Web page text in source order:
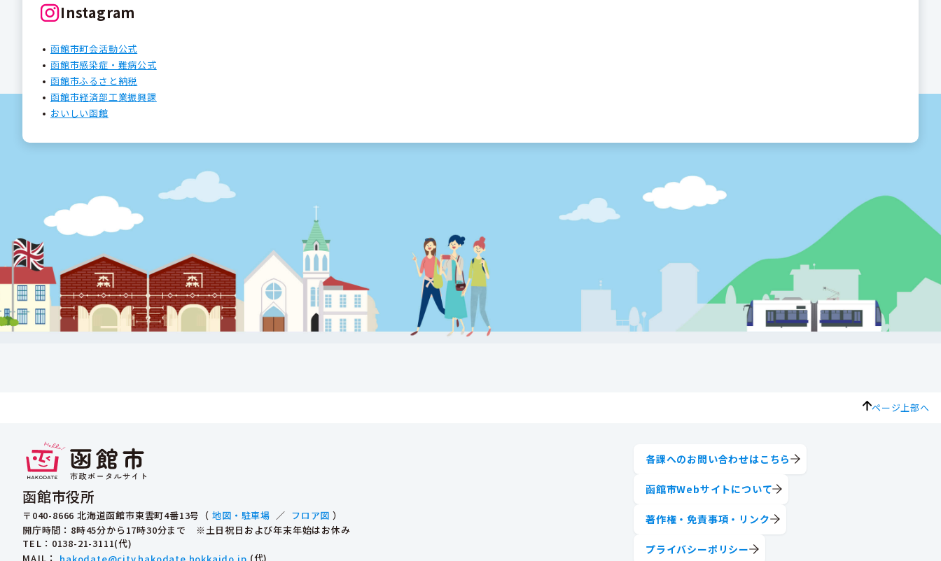
Instagram
函館市町会活動公式
函館市感染症・難病公式
函館市ふるさと納税
函館市経済部工業振興課
おいしい函館
ページ上部へ
函館市役所
〒040-8666 北海道函館市東雲町4番13号（ 地図・駐車場 ／ フロア図 ）
開庁時間：8時45分から17時30分まで ※土日祝日および年末年始はお休み
TEL ：0138-21-3111(代)
MAIL ： hakodate@city.hakodate.hokkaido.jp (代)
各課へのお問い合わせはこちら
函館市Webサイトについて
著作権・免責事項・リンク
プライバシーポリシー